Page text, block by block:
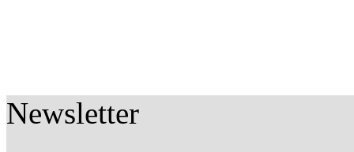
Newsletter